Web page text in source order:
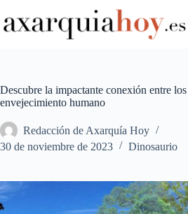
al
contenido
Descubre la impactante conexión entre
envejecimiento humano
Redacción de Axarquía Hoy
30 de noviembre de 2023
Dinosaurio